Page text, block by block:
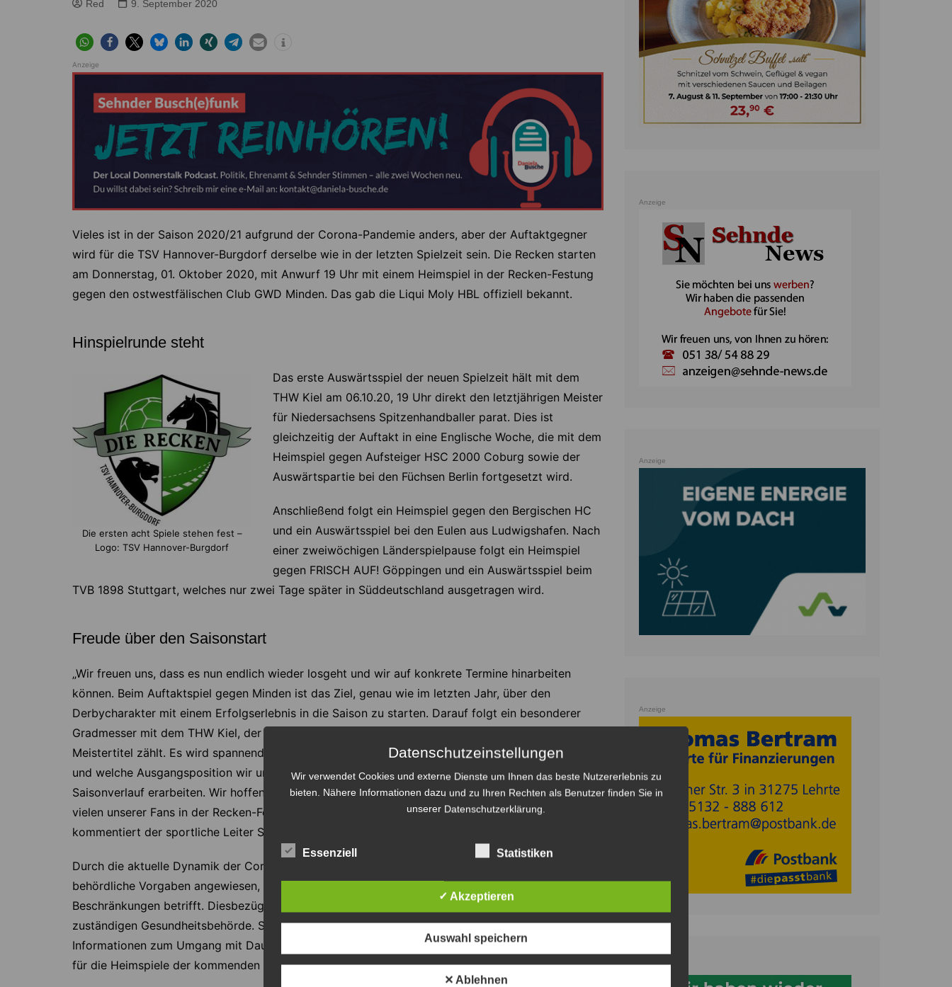
Höver
Klein Lobke
Köthenwald
Müllingen
Sehnde
Wehmingen
Wirringen
Lehrte
Röddensen
Sievershausen
Steinwedel
Tennis/Tischtennis
Wassersport
Kunst
Theater
Vorträge
Red 9. September 2020
Anzeige
Vieles ist in der Saison 2020/21 aufgrund der Corona-Pandemie anders, aber der Auftaktgegner
wird für die TSV Hannover-Burgdorf derselbe wie in der letzten Spielzeit sein. Die Recken starten
am Donnerstag, 01. Oktober 2020, mit Anwurf 19 Uhr mit einem Heimspiel in der Recken-Festung
gegen den ostwestfälischen Club GWD Minden. Das gab die Liqui Moly HBL offiziell bekannt.
Hinspielrunde steht
Die ersten acht Spiele stehen fest –
Logo: TSV Hannover-Burgdorf
Das erste Auswärtsspiel der neuen Spielzeit hält mit dem
THW Kiel am 06.10.20, 19 Uhr direkt den letztjährigen Meister
für Niedersachsens Spitzenhandballer parat. Dies ist
gleichzeitig der Auftakt in eine Englische Woche, die mit dem
Heimspiel gegen Aufsteiger HSC 2000 Coburg sowie der
Auswärtspartie bei den Füchsen Berlin fortgesetzt wird.
Anschließend folgt ein Heimspiel gegen den Bergischen HC
und ein Auswärtsspiel bei den Eulen aus Ludwigshafen. Nach
einer zweiwöchigen Länderspielpause folgt ein Heimspiel
gegen FRISCH AUF! Göppingen und ein Auswärtsspiel beim
TVB 1898 Stuttgart, welches nur zwei Tage später in Süddeutschland ausgetragen wird.
Freude über den Saisonstart
„Wir freuen uns, dass es nun endlich wieder losgeht und wir auf konkrete Termine hinarbeiten
können. Beim Auftaktspiel gegen Minden ist das Ziel, genau wie im letzten Jahr, über den
Derbycharakter mit einem Erfolgserlebnis in die Saison zu starten. Darauf folgt ein besonderer
Gradmesser mit dem THW Kiel, der auch in dieser Saison zu den Topfavoriten auf den deutschen
Meistertitel zählt. Es wird spannend, wie die neuformierte Mannschaft in den ersten Wochen agiert
und welche Ausgangsposition wir uns in den ersten acht Begegnungen für den weiteren
Saisonverlauf erarbeiten. Wir hoffen, trotz der aktuellen Situation zeitnah wieder mit möglichst
vielen unserer Fans in der Recken-Festung spannende Handballfeste erleben zu können“,
kommentiert der sportliche Leiter Sven-Sören Christophersen den neuen Spielplan.
Durch die aktuelle Dynamik der Corona-Pandemie sind die Vereine in der Liqui Moly HBL auf
behördliche Vorgaben angewiesen, was die Zulassung von Zuschauern und möglichen
Beschränkungen betrifft. Diesbezüglich stehen Die Recken im engen Austausch mit der
zuständigen Gesundheitsbehörde. Sobald planerische Sicherheit gegeben ist, werden alle
Informationen zum Umgang mit Dauerkarten-Inhabern und zu einem möglichen Vorverkaufsstart
für die Heimspiele der kommenden Saison in allen Recken-Medien bekannt gegeben.
Anzeige
Anzeige
Anzeige
Anzeige
Datenschutzeinstellungen
Wir verwendet Cookies und externe Dienste um Ihnen das beste Nutzererlebnis zu
bieten. Nähere Informationen dazu und zu Ihren Rechten als Benutzer finden Sie in
unserer Datenschutzerklärung.
Essenziell Statistiken
✓ Akzeptieren
Auswahl speichern
✕ Ablehnen